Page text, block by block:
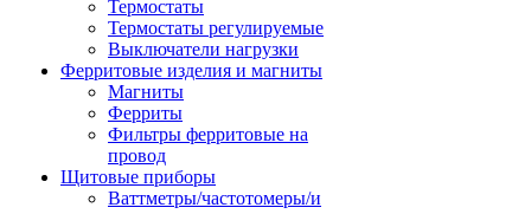
Термостаты
Термостаты регулируемые
Выключатели нагрузки
Ферритовые изделия и магниты
Магниты
Ферриты
Фильтры ферритовые на
провод
Щитовые приборы
Ваттметры/частотомеры/и